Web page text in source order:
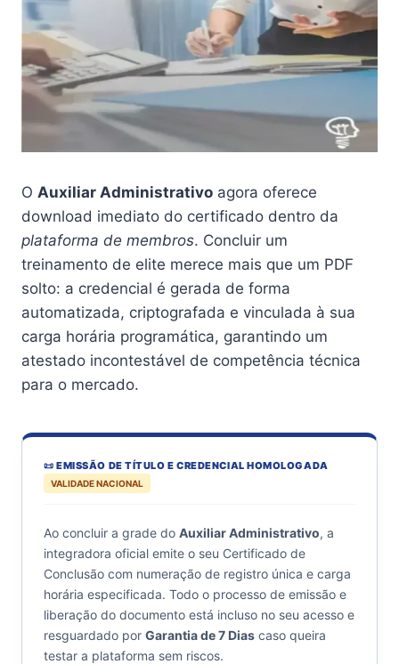
O Auxiliar Administrativo agora oferece
download imediato do certificado dentro da
plataforma de membros. Concluir um
treinamento de elite merece mais que um PDF
solto: a credencial é gerada de forma
automatizada, criptografada e vinculada à sua
carga horária programática, garantindo um
atestado incontestável de competência técnica
para o mercado.
📜 EMISSÃO DE TÍTULO E CREDENCIAL HOMOLOGADA
VALIDADE NACIONAL
Ao concluir a grade do Auxiliar Administrativo, a
integradora oficial emite o seu Certificado de
Conclusão com numeração de registro única e carga
horária especificada. Todo o processo de emissão e
liberação do documento está incluso no seu acesso e
resguardado por Garantia de 7 Dias caso queira
testar a plataforma sem riscos.